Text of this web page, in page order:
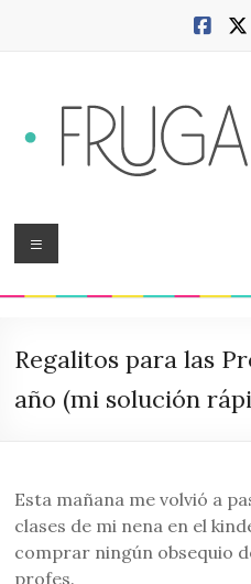
Frugalísima
ciudad,
productividad,
Menú
Regalitos para las
año (mi solución
Esta mañana me volvió a
clases de mi nena en el
comprar ningún obsequio
profes.